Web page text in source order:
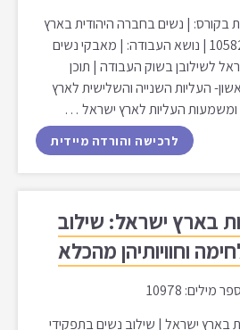
בקורס: | נשים בחברה היהודית בארץ
ישראל (1882-1948) – 10582 | נושא העבודה: | מאבקי נשים
לשילובן בשוק העבודה | תוכן
1 | פרק ראשון- העליות השנייה והשלישית לארץ
לרכישה והורדה מיידית
בארץ ישראל: שילוב
וחוויותיהן מהכלא
בארץ ישראל | שילוב נשים בתפקידי